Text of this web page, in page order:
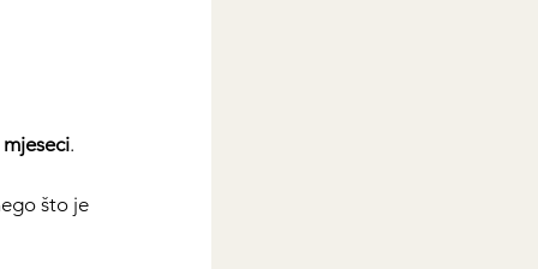
mjeseci.
što je